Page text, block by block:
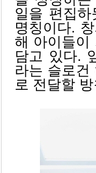
일을 편집하
명칭이다.
해 아이들이
담고 있다.
라는 슬로건
로 전달할